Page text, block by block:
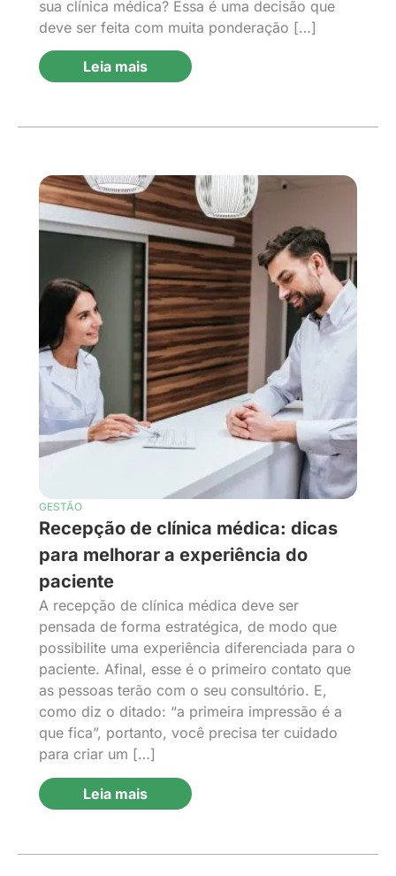
sua clínica médica? Essa é uma decisão que
deve ser feita com muita ponderação […]
Leia mais
GESTÃO
Recepção de clínica médica: dicas
para melhorar a experiência do
paciente
A recepção de clínica médica deve ser
pensada de forma estratégica, de modo que
possibilite uma experiência diferenciada para o
paciente. Afinal, esse é o primeiro contato que
as pessoas terão com o seu consultório. E,
como diz o ditado: “a primeira impressão é a
que fica”, portanto, você precisa ter cuidado
para criar um […]
Leia mais